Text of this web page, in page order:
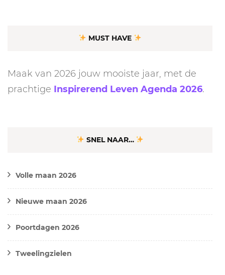
MUST HAVE
Maak van 2026 jouw mooiste jaar, met de
prachtige Inspirerend Leven Agenda 2026.
SNEL NAAR…
Volle maan 2026
Nieuwe maan 2026
Poortdagen 2026
Tweelingzielen